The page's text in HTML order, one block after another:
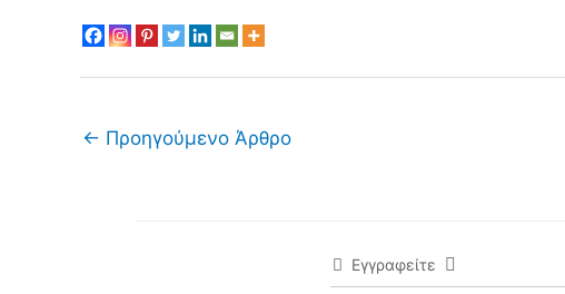
← Προηγούμενο Άρθρο
Εγγραφείτε